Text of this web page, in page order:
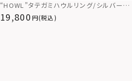
“HOWL”タテガミハウルリング/シルバー92
5
19,800 (税込)